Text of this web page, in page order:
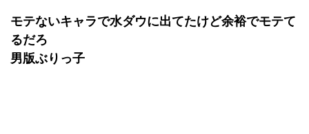
モテないキャラで水ダウに出てたけど余裕でモテて
るだろ
男版ぶりっ子